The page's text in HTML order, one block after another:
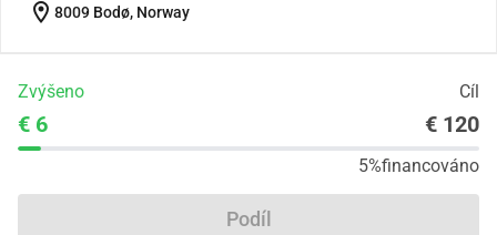
location_on 8009 Bodø, Norway
Zvýšeno Cíl
€ 6 € 120
5%financováno
Podíl